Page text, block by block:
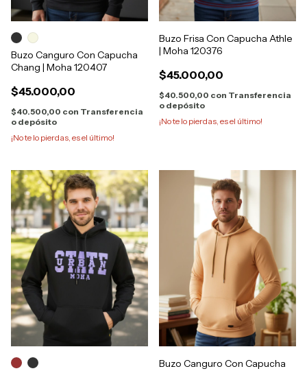
Buzo Canguro Con Capucha
Chang | Moha 120407
$45.000,00
$40.500,00 con Transferencia
o depósito
¡No te lo pierdas, es el último!
Buzo Frisa Con Capucha Athle
| Moha 120376
$45.000,00
$40.500,00 con Transferencia
o depósito
¡No te lo pierdas, es el último!
Buzo Canguro Con Capucha